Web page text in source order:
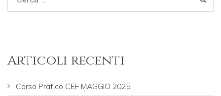
Articoli recenti
Corso Pratico CEF MAGGIO 2025